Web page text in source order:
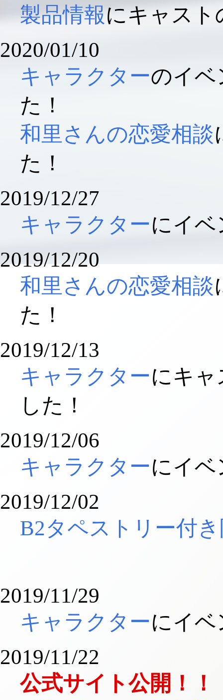
製品情報にキャスト
2020/01/10
キャラクターのイベ
た！
和里さんの恋愛相談
た！
2019/12/27
キャラクターにイベ
2019/12/20
和里さんの恋愛相談
た！
2019/12/13
キャラクターにキ
した！
2019/12/06
キャラクターにイベ
2019/12/02
B2タペストリー付
2019/11/29
キャラクターにイベ
2019/11/22
公式サイト公開！！